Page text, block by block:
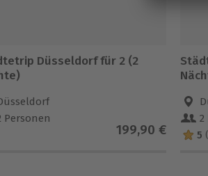
Düsseldorf für 2 (2
Personen
199,90 €
2
5